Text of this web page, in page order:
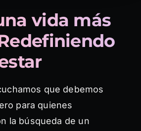
vida más
que debemos
para quienes
la búsqueda de un